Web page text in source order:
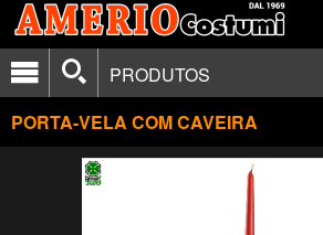
PRODUTOS
PORTA-VELA COM CAVEIRA